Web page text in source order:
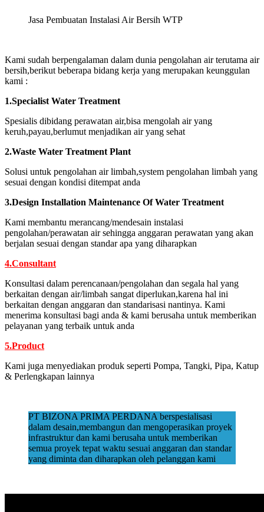
Jasa Pembuatan Instalasi Air Bersih WTP
Kami sudah berpengalaman dalam dunia pengolahan air terutama air
bersih,berikut beberapa bidang kerja yang merupakan keunggulan
kami :
1.Specialist Water Treatment
Spesialis dibidang perawatan air,bisa mengolah air yang
keruh,payau,berlumut menjadikan air yang sehat
2.Waste Water Treatment Plant
Solusi untuk pengolahan air limbah,system pengolahan limbah yang
sesuai dengan kondisi ditempat anda
3.Design Installation Maintenance Of Water Treatment
Kami membantu merancang/mendesain instalasi
pengolahan/perawatan air sehingga anggaran perawatan yang akan
berjalan sesuai dengan standar apa yang diharapkan
4.Consultant
Konsultasi dalam perencanaan/pengolahan dan segala hal yang
berkaitan dengan air/limbah sangat diperlukan,karena hal ini
berkaitan dengan anggaran dan standarisasi nantinya. Kami
menerima konsultasi bagi anda & kami berusaha untuk memberikan
pelayanan yang terbaik untuk anda
5.Product
Kami juga menyediakan produk seperti Pompa, Tangki, Pipa, Katup
& Perlengkapan lainnya
PT BIZONA PRIMA PERDANA berspesialisasi
dalam desain,membangun dan mengoperasikan proyek
infrastruktur dan kami berusaha untuk memberikan
semua proyek tepat waktu sesuai anggaran dan standar
yang diminta dan diharapkan oleh pelanggan kami